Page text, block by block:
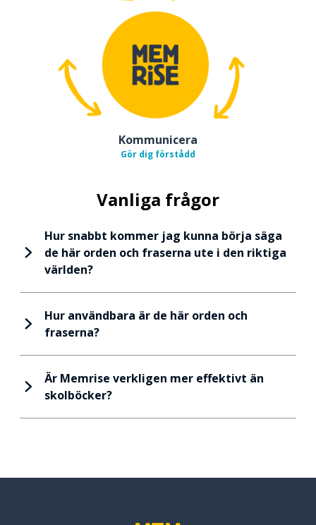
Kommunicera
Gör dig förstådd
Vanliga frågor
Hur snabbt kommer jag kunna börja säga
de här orden och fraserna ute i den riktiga
världen?
Hur användbara är de här orden och
fraserna?
Är Memrise verkligen mer effektivt än
skolböcker?